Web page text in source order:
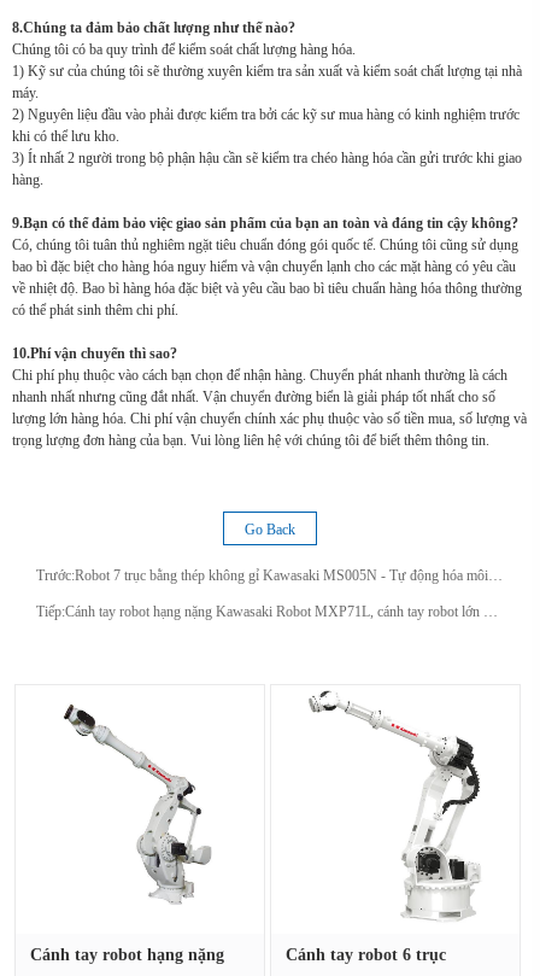
8.Chúng ta đảm bảo chất lượng như thế nào?
Chúng tôi có ba quy trình để kiểm soát chất lượng hàng hóa.
1) Kỹ sư của chúng tôi sẽ thường xuyên kiểm tra sản xuất và kiểm soát chất lượng tại nhà
máy.
2) Nguyên liệu đầu vào phải được kiểm tra bởi các kỹ sư mua hàng có kinh nghiệm trước
khi có thể lưu kho.
3) Ít nhất 2 người trong bộ phận hậu cần sẽ kiểm tra chéo hàng hóa cần gửi trước khi giao
hàng.
9.Bạn có thể đảm bảo việc giao sản phẩm của bạn an toàn và đáng tin cậy không?
Có, chúng tôi tuân thủ nghiêm ngặt tiêu chuẩn đóng gói quốc tế. Chúng tôi cũng sử dụng
bao bì đặc biệt cho hàng hóa nguy hiểm và vận chuyển lạnh cho các mặt hàng có yêu cầu
về nhiệt độ. Bao bì hàng hóa đặc biệt và yêu cầu bao bì tiêu chuẩn hàng hóa thông thường
có thể phát sinh thêm chi phí.
10.Phí vận chuyển thì sao?
Chi phí phụ thuộc vào cách bạn chọn để nhận hàng. Chuyển phát nhanh thường là cách
nhanh nhất nhưng cũng đắt nhất. Vận chuyển đường biển là giải pháp tốt nhất cho số
lượng lớn hàng hóa. Chi phí vận chuyển chính xác phụ thuộc vào số tiền mua, số lượng và
trọng lượng đơn hàng của bạn. Vui lòng liên hệ với chúng tôi để biết thêm thông tin.
Go Back
Trước:Robot 7 trục bằng thép không gỉ Kawasaki MS005N - Tự động hóa môi trường vô trùng phòng sạch y tế
Tiếp:Cánh tay robot hạng nặng Kawasaki Robot MXP71L, cánh tay robot lớn dành cho việc xử lý phôi lớn với khả năng vươn xa mở rộng
Cánh tay robot hạng nặng
Cánh tay robot 6 trục